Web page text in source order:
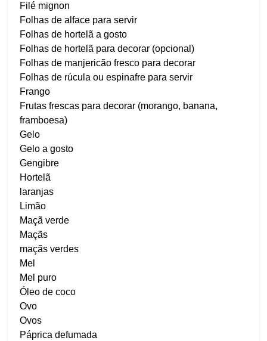
Filé mignon
Folhas de alface para servir
Folhas de hortelã a gosto
Folhas de hortelã para decorar (opcional)
Folhas de manjericão fresco para decorar
Folhas de rúcula ou espinafre para servir
Frango
Frutas frescas para decorar (morango, banana,
framboesa)
Gelo
Gelo a gosto
Gengibre
Hortelã
laranjas
Limão
Maçã verde
Maçãs
maçãs verdes
Mel
Mel puro
Óleo de coco
Ovo
Ovos
Páprica defumada